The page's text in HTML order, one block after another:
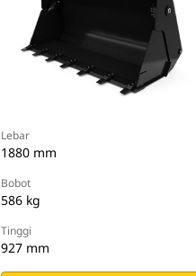
Lebar
1880 mm
Bobot
586 kg
Tinggi
927 mm